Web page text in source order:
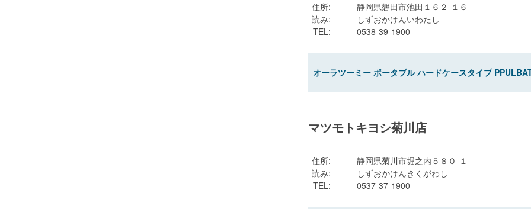
住所:
静岡県磐田市池田１６２-１６
読み:
しずおかけんいわたし
TEL: 0538-39-1900
オーラツーミー ポータブル ハードケースタイプ
マツモトキヨシ菊川店
住所:
静岡県菊川市堀之内５８０-１
読み:
しずおかけんきくがわし
TEL: 0537-37-1900